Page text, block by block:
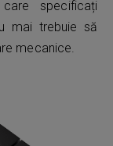
specificați
mai trebuie să
mecanice.